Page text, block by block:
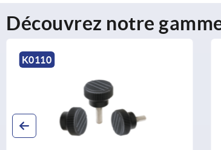
Découvrez notre
K0110